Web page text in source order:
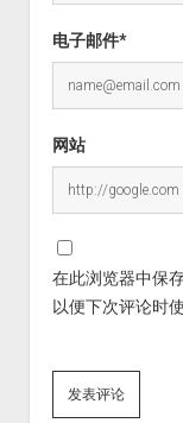
电子邮件*
网站
在此浏览器中保
以便下次评论时使